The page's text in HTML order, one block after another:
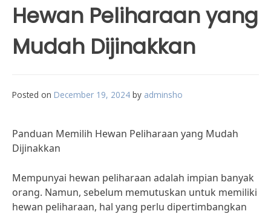
Hewan Peliharaan yang
Mudah Dijinakkan
Posted on December 19, 2024 by adminsho
Panduan Memilih Hewan Peliharaan yang Mudah
Dijinakkan
Mempunyai hewan peliharaan adalah impian banyak
orang. Namun, sebelum memutuskan untuk memiliki
hewan peliharaan, hal yang perlu dipertimbangkan